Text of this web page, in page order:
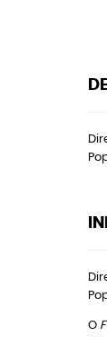
O